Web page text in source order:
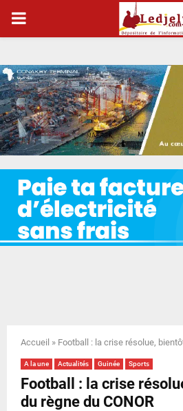
P
I
M
A
R
Y
N
U
Accueil » Football : la crise résolue,
A la une Actualités Guinée Sports
Football : la crise
du règne du CONOR